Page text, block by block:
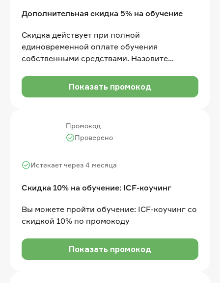
Дополнительная скидка 5% на обучение
Скидка действует при полной
единовременной оплате обучения
собственными средствами. Назовите
оплатой. Действует на направление
Высшего образования
Показать промокод
Промокод
Скидка 10% на обучение: ICF-коучинг
Истекает через 4 месяца
Проверено
Вы можете пройти обучение: ICF-коучинг со
скидкой 10% по промокоду
Показать промокод